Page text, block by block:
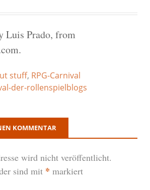
Luis Prado, from
stuff, RPG-Carnival
der-rollenspielblogs
KOMMENTAR
wird nicht veröffentlicht.
sind mit * markiert